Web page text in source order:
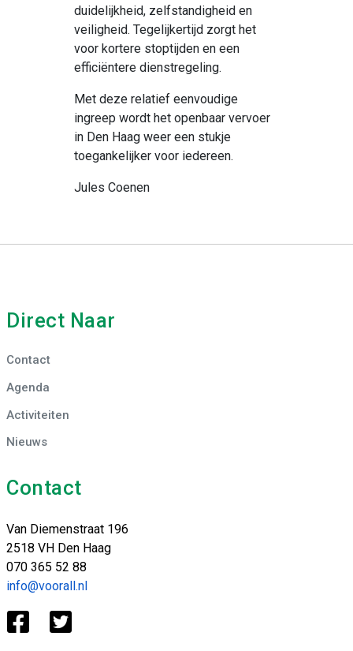
duidelijkheid, zelfstandigheid en
veiligheid. Tegelijkertijd zorgt het
voor kortere stoptijden en een
efficiëntere dienstregeling.
Met deze relatief eenvoudige
ingreep wordt het openbaar vervoer
in Den Haag weer een stukje
toegankelijker voor iedereen.
Jules Coenen
Direct Naar
Contact
Agenda
Activiteiten
Nieuws
Contact
Van Diemenstraat 196
2518 VH Den Haag
070 365 52 88
info@voorall.nl